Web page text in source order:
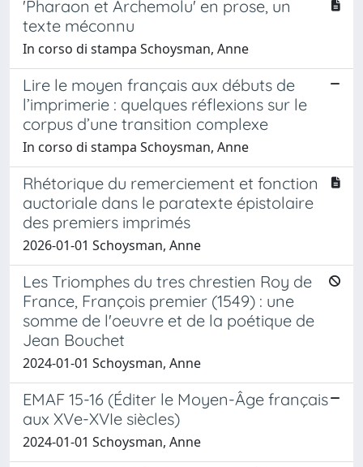
'Pharaon et Archemolu' en prose, un
texte méconnu
In corso di stampa Schoysman, Anne
Lire le moyen français aux débuts de
l’imprimerie : quelques réflexions sur le
corpus d’une transition complexe
In corso di stampa Schoysman, Anne
Rhétorique du remerciement et fonction
auctoriale dans le paratexte épistolaire
des premiers imprimés
2026-01-01 Schoysman, Anne
Les Triomphes du tres chrestien Roy de
France, François premier (1549) : une
somme de l'oeuvre et de la poétique de
Jean Bouchet
2024-01-01 Schoysman, Anne
EMAF 15-16 (Éditer le Moyen-Âge français
aux XVe-XVIe siècles)
2024-01-01 Schoysman, Anne